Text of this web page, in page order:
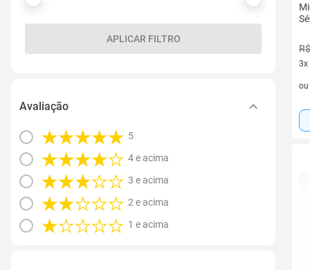
APLICAR FILTRO
Avaliação
5
4 e acima
3 e acima
2 e acima
1 e acima
3x
3
ou